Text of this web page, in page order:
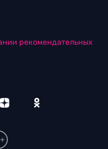
рекомендательных